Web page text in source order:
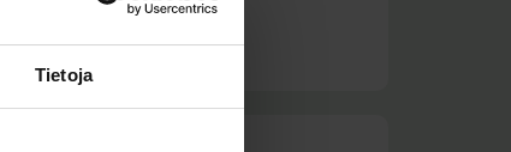
Tietoja
varaajapussilla
3,90€(Sis. Alv4,89€)